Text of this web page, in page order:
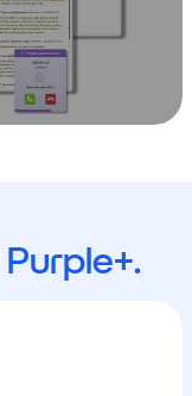
Purple+.